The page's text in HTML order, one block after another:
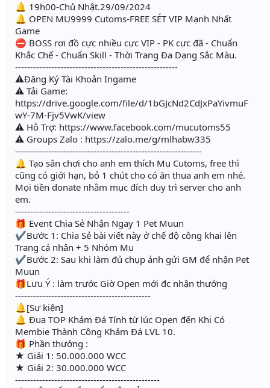
🔔 19h00-Chủ Nhật.29/09/2024
🔔 OPEN MU9999 Cutoms-FREE SÉT VIP Mạnh Nhất
Game
⛔ BOSS rơi đồ cực nhiều cực VIP - PK cực đã - Chuẩn
Khắc Chế - Chuẩn Skill - Thời Trang Đa Dạng Sắc Màu.
------------------------------------------------------
⚠Đăng Ký Tài Khoản Ingame
⚠ Tải Game:
https://drive.google.com/file/d/1bGJcNd2CdJxPaYivmuF
wY-7M-Fjv5VwK/view
⚠ Hỗ Trợ: https://www.facebook.com/mucutoms55
⚠ Groups Zalo : https://zalo.me/g/mlhabw335
--------------------------------------------------------------
🔔 Tạo sân chơi cho anh em thích Mu Cutoms, free thì
cũng có giới hạn, bỏ 1 chút cho có ăn thua anh em nhé.
Mọi tiền donate nhằm mục đích duy trì server cho anh
em.
--------------------------------------
🎁 Event Chia Sẻ Nhận Ngay 1 Pet Muun
✔Bước 1: Chia Sẻ bài viết này ở chế độ công khai lên
Trang cá nhân + 5 Nhóm Mu
✔Bước 2: Sau khi làm đủ chụp ảnh gửi GM để nhận Pet
Muun
🎁Lưu Ý : làm trước Giờ Open mới đc nhận thưởng
---------------------------------------------
🔔[Sự kiện]
🔔 Đua TOP Khảm Đá Tính từ lúc Open đến Khi Có
Membie Thành Công Khảm Đá LVL 10.
🎁 Phần thưởng :
★ Giải 1: 50.000.000 WCC
★ Giải 2: 30.000.000 WCC
------------------------------------------------